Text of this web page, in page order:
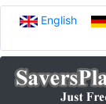
English